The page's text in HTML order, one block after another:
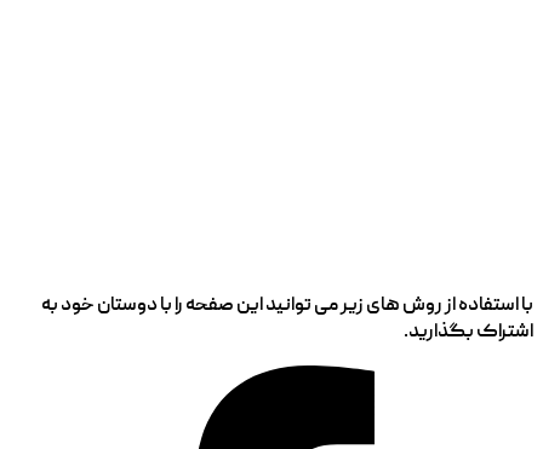
با استفاده از روش های زیر می توانید این صفحه را با دوستان خود به
اشتراک بگذارید.